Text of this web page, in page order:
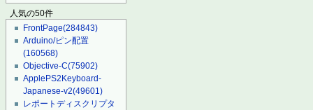
人気の50件
FrontPage(284843)
Arduino/ピン配置
(160568)
Objective-C(75902)
ApplePS2Keyboard-
Japanese-v2(49601)
レポートディスクリプタ